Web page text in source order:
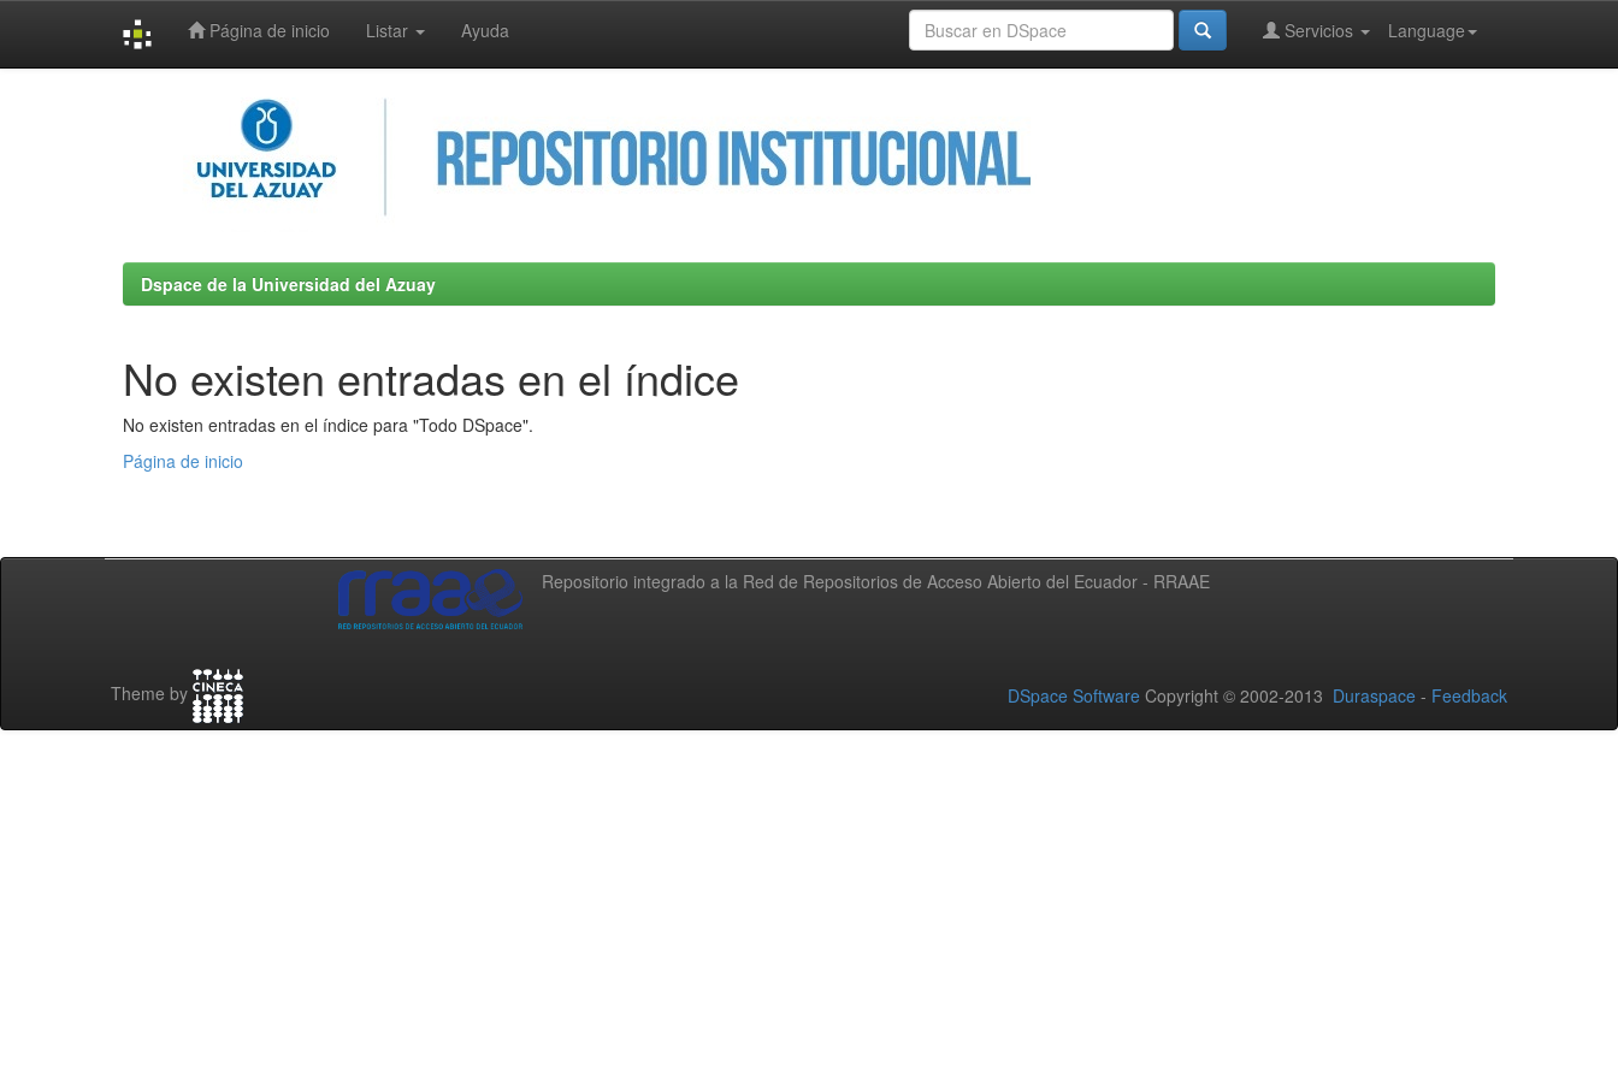
Página de inicio Listar Ayuda Language
Servicios
Dspace de la Universidad del Azuay
No existen entradas en el índice
No existen entradas en el índice para "Todo DSpace".
Página de inicio
Repositorio integrado a la Red de Repositorios de Acceso Abierto del Ecuador - RRAAE
Theme by DSpace Software Copyright © 2002-2013 Duraspace - Feedback